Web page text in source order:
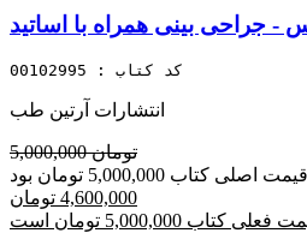
- جراحی بینی همراه با اساتید
کد کتاب : 00102995
انتشارات آرتین طب
5,000,000 تومان
قیمت اصلی کتاب 5,000,000 تومان بود
4,600,000 تومان
فعلی کتاب 5,000,000 تومان است